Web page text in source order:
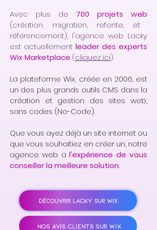
Avec plus de
700 projets web
(création, migration, refonte, et
référencement), l'agence web Lacky
est actuellement leader des experts
Wix Marketplace (cliquez ici).
La plateforme Wix, créée en 2006, est
un des plus grands outils CMS dans la
création et gestion des sites web,
sans codes (No-Code).
Que vous ayez déjà un site internet ou
que vous souhaitiez en créer un, notre
agence web al'expérience de vous
conseiller la meilleure solution.
DÉCOUVRIR LACKY SUR WIX
NOS AVIS CLIENTS SUR WIX